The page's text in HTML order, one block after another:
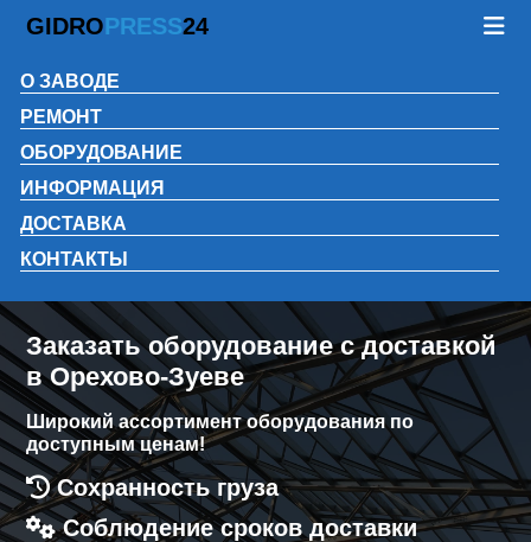
GIDROPRESS24
О ЗАВОДЕ
РЕМОНТ
ОБОРУДОВАНИЕ
ИНФОРМАЦИЯ
ДОСТАВКА
КОНТАКТЫ
Заказать оборудование с доставкой
в Орехово-Зуеве
Широкий ассортимент оборудования по
доступным ценам!
Сохранность груза
Соблюдение сроков доставки